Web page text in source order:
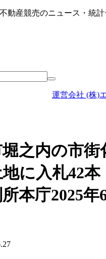
不動産競売のニュース・統計
運営会社 (株)
之内の市街
地に入札42
本庁2025年